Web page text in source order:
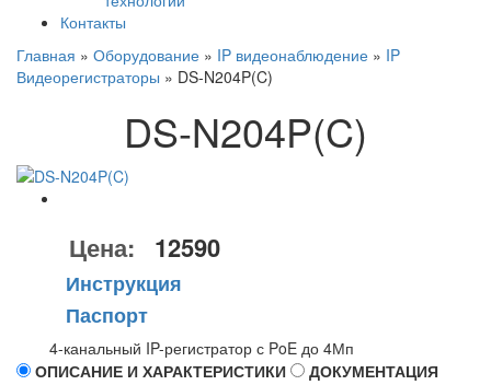
Контакты
Главная » Оборудование » IP видеонаблюдение » IP
Видеорегистраторы » DS-N204P(C)
DS-N204P(C)
Цена: 12590
Инструкция
Паспорт
4-канальный IP-регистратор с PoE до 4Мп
ОПИСАНИЕ И ХАРАКТЕРИСТИКИ
ДОКУМЕНТАЦИЯ